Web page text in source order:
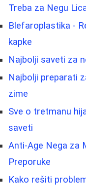
Treba za Negu
Blefaroplastika -
kapke
Najbolji saveti za
Najbolji preparati
zime
Sve o tretmanu
saveti
Anti-Age Nega za
Preporuke
Kako rešiti